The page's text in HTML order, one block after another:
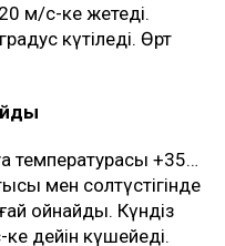
м/с-ке жетеді.
күтіледі. Өрт
температурасы +35…
мен солтүстігінде
ойнайды. Күндіз
дейін күшейеді.